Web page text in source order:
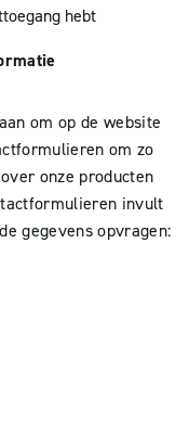
hebt
om op de website
om zo
onze producten
invult
gegevens opvragen: